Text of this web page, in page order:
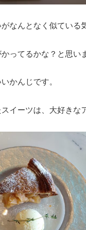
なんとなく似ている
ってるかな？と思い
かんじです。
イーツは、大好きな